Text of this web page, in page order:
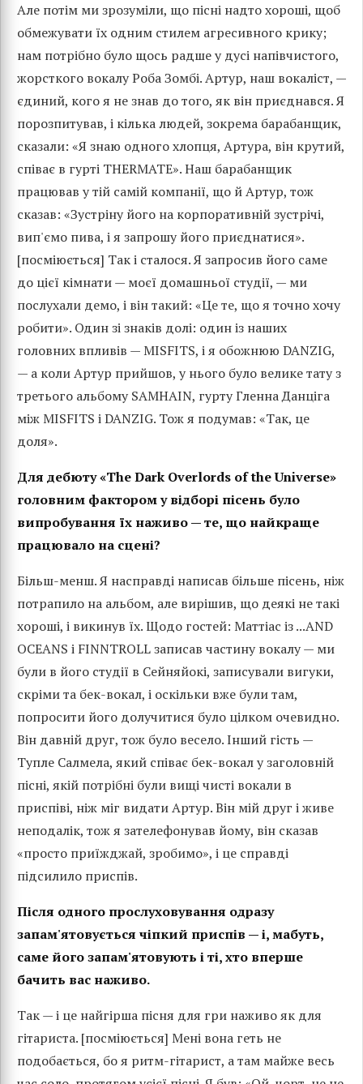
Але потім ми зрозуміли, що пісні надто хороші, щоб
обмежувати їх одним стилем агресивного крику;
нам потрібно було щось радше у дусі напівчистого,
жорсткого вокалу Роба Зомбі. Артур, наш вокаліст, —
єдиний, кого я не знав до того, як він приєднався. Я
порозпитував, і кілька людей, зокрема барабанщик,
сказали: «Я знаю одного хлопця, Артура, він крутий,
співає в гурті THERMATE». Наш барабанщик
працював у тій самій компанії, що й Артур, тож
сказав: «Зустріну його на корпоративній зустрічі,
вип'ємо пива, і я запрошу його приєднатися».
[посміюється] Так і сталося. Я запросив його саме
до цієї кімнати — моєї домашньої студії, — ми
послухали демо, і він такий: «Це те, що я точно хочу
робити». Один зі знаків долі: один із наших
головних впливів — MISFITS, і я обожнюю DANZIG,
— а коли Артур прийшов, у нього було велике тату з
третього альбому SAMHAIN, гурту Гленна Данціга
між MISFITS і DANZIG. Тож я подумав: «Так, це
доля».
Для дебюту «The Dark Overlords of the Universe»
головним фактором у відборі пісень було
випробування їх наживо — те, що найкраще
працювало на сцені?
Більш-менш. Я насправді написав більше пісень, ніж
потрапило на альбом, але вирішив, що деякі не такі
хороші, і викинув їх. Щодо гостей: Маттіас із ...AND
OCEANS і FINNTROLL записав частину вокалу — ми
були в його студії в Сейняйокі, записували вигуки,
скріми та бек-вокал, і оскільки вже були там,
попросити його долучитися було цілком очевидно.
Він давній друг, тож було весело. Інший гість —
Тупле Салмела, який співає бек-вокал у заголовній
пісні, якій потрібні були вищі чисті вокали в
приспіві, ніж міг видати Артур. Він мій друг і живе
неподалік, тож я зателефонував йому, він сказав
«просто приїжджай, зробимо», і це справді
підсилило приспів.
Після одного прослуховування одразу
запам'ятовується чіпкий приспів — і, мабуть,
саме його запам'ятовують і ті, хто вперше
бачить вас наживо.
Так — і це найгірша пісня для гри наживо як для
гітариста. [посміюється] Мені вона геть не
подобається, бо я ритм-гітарист, а там майже весь